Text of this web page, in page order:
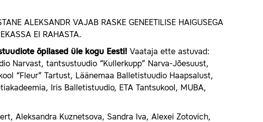
ALEKSANDR VAJAB RASKE GENEETILISE HAIGUSEGA
EI RAHASTA.
õpilased üle kogu Eesti! Vaataja ette astuvad:
Narvast, tantsustuudio “Kullerkupp” Narva-Jõesuust,
“Fleur” Tartust, Läänemaa Balletistuudio Haapsalust,
Iris Balletistuudio, ETA Tantsukool, MUBA,
Aleksandra Kuznetsova, Sandra Iva, Alexei Zotovich,